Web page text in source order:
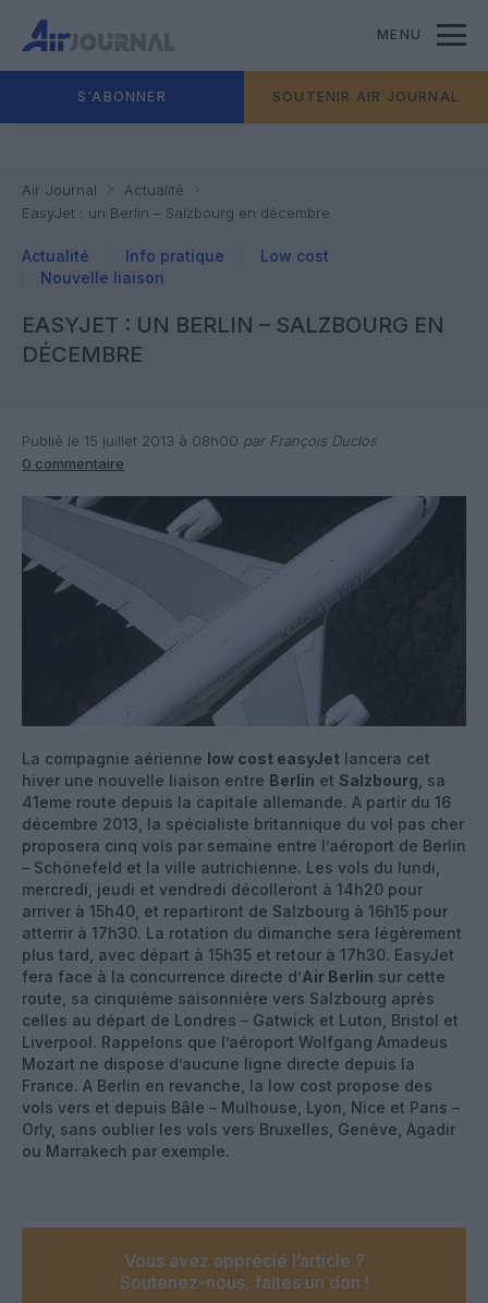
MENU
S'ABONNER SOUTENIR AIR JOURNAL
Air Journal
Actualité
EasyJet : un Berlin – Salzbourg en décembre
Actualité Info pratique
Low cost
Nouvelle liaison
EASYJET : UN BERLIN – SALZBOURG EN
DÉCEMBRE
Publié le 15 juillet 2013 à 08h00 par François Duclos
0 commentaire
La compagnie aérienne low cost easyJet lancera cet
hiver une nouvelle liaison entre Berlin et Salzbourg , sa
41eme route depuis la capitale allemande. A partir du 16
décembre 2013, la spécialiste britannique du vol pas cher
proposera cinq vols par semaine entre l’aéroport de Berlin
– Schönefeld et la ville autrichienne. Les vols du lundi,
mercredi, jeudi et vendredi décolleront à 14h20 pour
arriver à 15h40, et repartiront de Salzbourg à 16h15 pour
atterrir à 17h30. La rotation du dimanche sera légèrement
plus tard, avec départ à 15h35 et retour à 17h30. EasyJet
fera face à la concurrence directe d’Air Berlin sur cette
route, sa cinquième saisonnière vers Salzbourg après
celles au départ de Londres – Gatwick et Luton, Bristol et
Liverpool. Rappelons que l’aéroport Wolfgang Amadeus
Mozart ne dispose d’aucune ligne directe depuis la
France. A Berlin en revanche, la low cost propose des
vols vers et depuis Bâle – Mulhouse, Lyon, Nice et Paris –
Orly, sans oublier les vols vers Bruxelles, Genève, Agadir
ou Marrakech par exemple.
Vous avez apprécié l’article ?
Soutenez-nous, faites un don !